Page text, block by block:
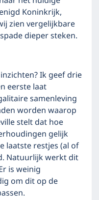
Koninkrijk,
zien vergelijkbare
dieper steken.
Ik geef drie
eerste laat
samenleving
worden waarop
stelt dat hoe
gelijk
laatste restjes (al of
Natuurlijk werkt dit
is weinig
om dit op de